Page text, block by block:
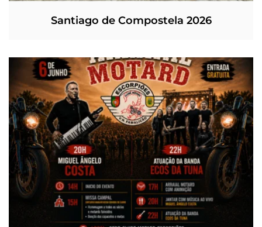
Santiago de Compostela 2026